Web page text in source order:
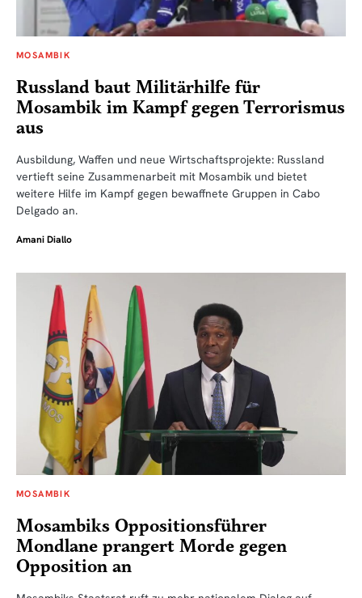
MOSAMBIK
Russland baut Militärhilfe für
Mosambik im Kampf gegen Terrorismus
aus
Ausbildung, Waffen und neue Wirtschaftsprojekte: Russland
vertieft seine Zusammenarbeit mit Mosambik und bietet
weitere Hilfe im Kampf gegen bewaffnete Gruppen in Cabo
Delgado an.
Amani Diallo
MOSAMBIK
Mosambiks Oppositionsführer
Mondlane prangert Morde gegen
Opposition an